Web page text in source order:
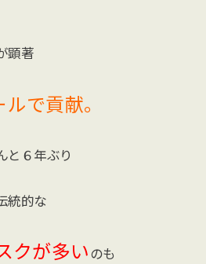
顕著
ルで貢献。
と６年ぶり
統的な
クが多い のも